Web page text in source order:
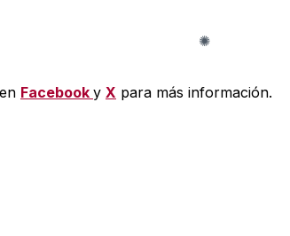
Facebook y X para más información.